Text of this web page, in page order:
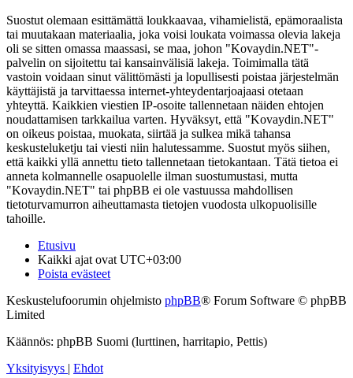
Suostut olemaan esittämättä loukkaavaa, vihamielistä, epämoraalista
tai muutakaan materiaalia, joka voisi loukata voimassa olevia lakeja
oli se sitten omassa maassasi, se maa, johon "Kovaydin.NET"-
palvelin on sijoitettu tai kansainvälisiä lakeja. Toimimalla tätä
vastoin voidaan sinut välittömästi ja lopullisesti poistaa järjestelmän
käyttäjistä ja tarvittaessa internet-yhteydentarjoajaasi otetaan
yhteyttä. Kaikkien viestien IP-osoite tallennetaan näiden ehtojen
noudattamisen tarkkailua varten. Hyväksyt, että "Kovaydin.NET"
on oikeus poistaa, muokata, siirtää ja sulkea mikä tahansa
keskusteluketju tai viesti niin halutessamme. Suostut myös siihen,
että kaikki yllä annettu tieto tallennetaan tietokantaan. Tätä tietoa ei
anneta kolmannelle osapuolelle ilman suostumustasi, mutta
"Kovaydin.NET" tai phpBB ei ole vastuussa mahdollisen
tietoturvamurron aiheuttamasta tietojen vuodosta ulkopuolisille
tahoille.
Etusivu
Kaikki ajat ovat UTC+03:00
Poista evästeet
Keskustelufoorumin ohjelmisto phpBB® Forum Software © phpBB
Limited
Käännös: phpBB Suomi (lurttinen, harritapio, Pettis)
Yksityisyys | Ehdot